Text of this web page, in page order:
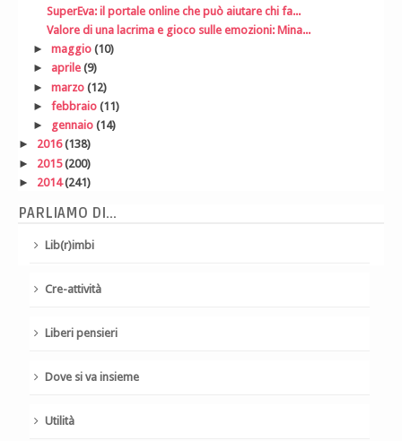
SuperEva: il portale online che può aiutare chi fa...
Valore di una lacrima e gioco sulle emozioni: Mina...
► maggio (10)
► aprile (9)
► marzo (12)
► febbraio (11)
► gennaio (14)
► 2016(138)
► 2015(200)
► 2014(241)
PARLIAMO DI...
Lib(r)imbi
Cre-attività
Liberi pensieri
Dove si va insieme
Utilità